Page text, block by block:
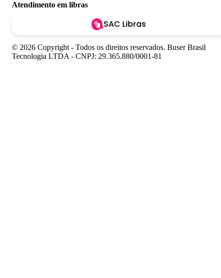
Atendimento em libras
SAC Libras
© 2026 Copyright - Todos os direitos reservados. Buser Brasil
Tecnologia LTDA - CNPJ: 29.365.880/0001-81